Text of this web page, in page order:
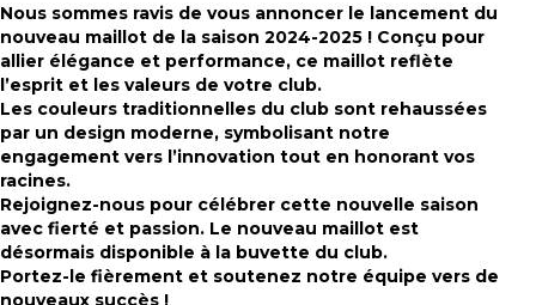
Nous sommes ravis de vous annoncer le lancement du
nouveau maillot de la saison 2024-2025 ! Conçu pour
allier élégance et performance, ce maillot reflète
l’esprit et les valeurs de votre club.
Les couleurs traditionnelles du club sont rehaussées
par un design moderne, symbolisant notre
engagement vers l’innovation tout en honorant vos
racines.
Rejoignez-nous pour célébrer cette nouvelle saison
avec fierté et passion. Le nouveau maillot est
désormais disponible à la buvette du club.
Portez-le fièrement et soutenez notre équipe vers de
nouveaux succès !